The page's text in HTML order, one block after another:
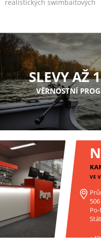
realistických swimbaitových
SLEVY AŽ
VĚRNOSTNÍ
VE